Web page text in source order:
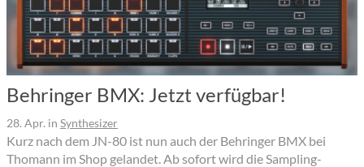
Behringer BMX: Jetzt verfügbar!
28. Apr. in Synthesizer
Kurz nach dem JN-80 ist nun auch der Behringer BMX bei
Thomann im Shop gelandet. Ab sofort wird die Sampling-